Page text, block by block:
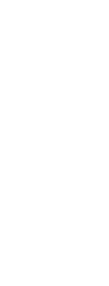
회였고, 이 기회를
물론, 군 복무시절
진 곳이 아닌 국민의
을 알게 되었고, 그
울 고시원에서의 생
준비하고, 어떻게
원생활을 그만두게
의를 통한 핵심 키워
강사들의 칠판 판서
로 찾아가며 시청함
폭과 깊이를 넓힐 수
. 그 결과 선택과목
시설에 대한 부분을
에서 올린 유튜브
하며 학습하였기에
다고 생각하며, 결국
니다. 코로나19로 예